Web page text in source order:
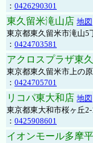
： 0426290301
東久留米滝山店 地図
東京都東久留米市滝山5
： 0424703581
アクロスプラザ東
東京都東久留米市上の
： 0424705701
リコパ東大和店 地図
東京都東大和市桜ヶ丘
： 0425908601
イオンモール多摩